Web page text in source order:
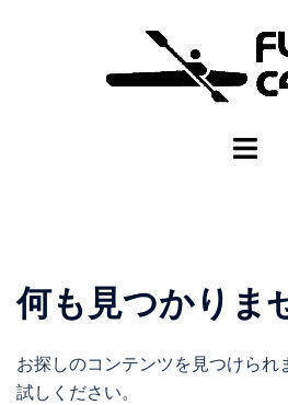
何も見つかりま
お探しのコンテンツを見つけられ
試しください。